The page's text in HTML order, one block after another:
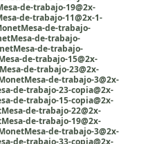
de-trabajo-19@2x-
de-trabajo-11@2x-1-
de-trabajo-
de-trabajo-
de-trabajo-
de-trabajo-15@2x-
de-trabajo-23@2x-
de-trabajo-3@2x-
de-trabajo-23-copia@2x-
de-trabajo-15-copia@2x-
de-trabajo-22@2x-
de-trabajo-19@2x-
de-trabajo-3@2x-